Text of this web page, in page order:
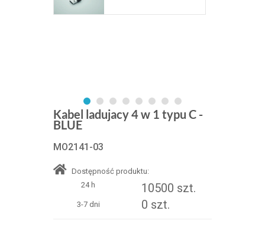
Kabel ladujacy 4 w 1 typu C -
BLUE
MO2141-03
Dostępność produktu:
24 h
10500 szt.
3-7 dni 0 szt.